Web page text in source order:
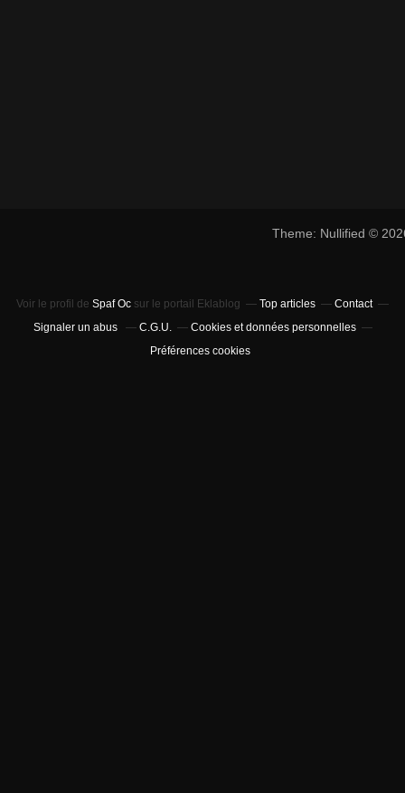
Theme: Nullified ©
Voir le profil de Spaf Oc sur le portail Eklablog Top articles
Contact
Signaler un abus
C.G.U.
Cookies et données personnelles
Préférences cookies